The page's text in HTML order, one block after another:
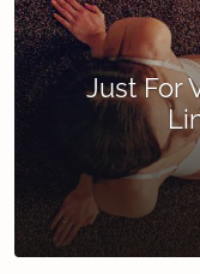
Just For